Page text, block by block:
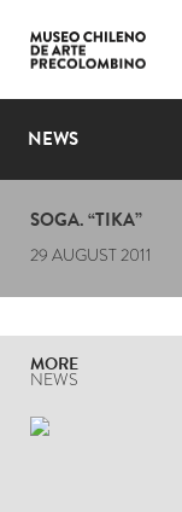
LANGUAGE
PLAN YOUR VISIT
EXHIBITIONS
THE MUSEUM
NEWS
NEWS
SOGA. “TIKA”
29 AUGUST 2011
MORE
NEWS